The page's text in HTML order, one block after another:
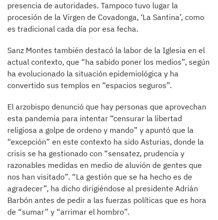
presencia de autoridades. Tampoco tuvo lugar la
procesión de la Virgen de Covadonga, ‘La Santina’, como
es tradicional cada día por esa fecha.
Sanz Montes también destacó la labor de la Iglesia en el
actual contexto, que “ha sabido poner los medios”, según
ha evolucionado la situación epidemiológica y ha
convertido sus templos en “espacios seguros”.
El arzobispo denunció que hay personas que aprovechan
esta pandemia para intentar “censurar la libertad
religiosa a golpe de ordeno y mando” y apuntó que la
“excepción” en este contexto ha sido Asturias, donde la
crisis se ha gestionado con “sensatez, prudencia y
razonables medidas en medio de aluvión de gentes que
nos han visitado”. “La gestión que se ha hecho es de
agradecer”, ha dicho dirigiéndose al presidente Adrián
Barbón antes de pedir a las fuerzas políticas que es hora
de “sumar” y “arrimar el hombro”.